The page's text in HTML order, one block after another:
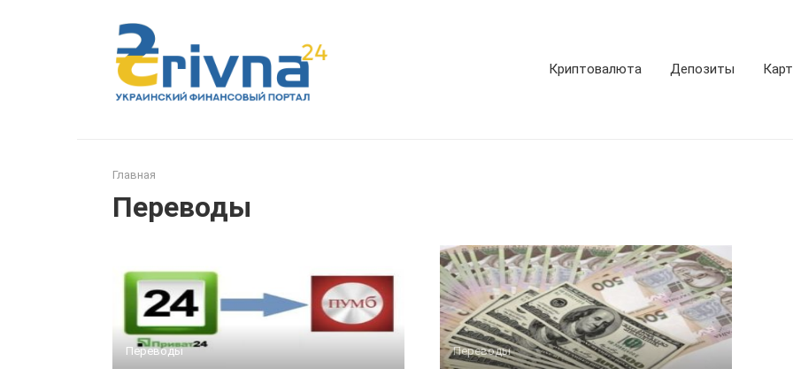
Криптовалюта Депозиты
Главная
Переводы
Переводы Переводы